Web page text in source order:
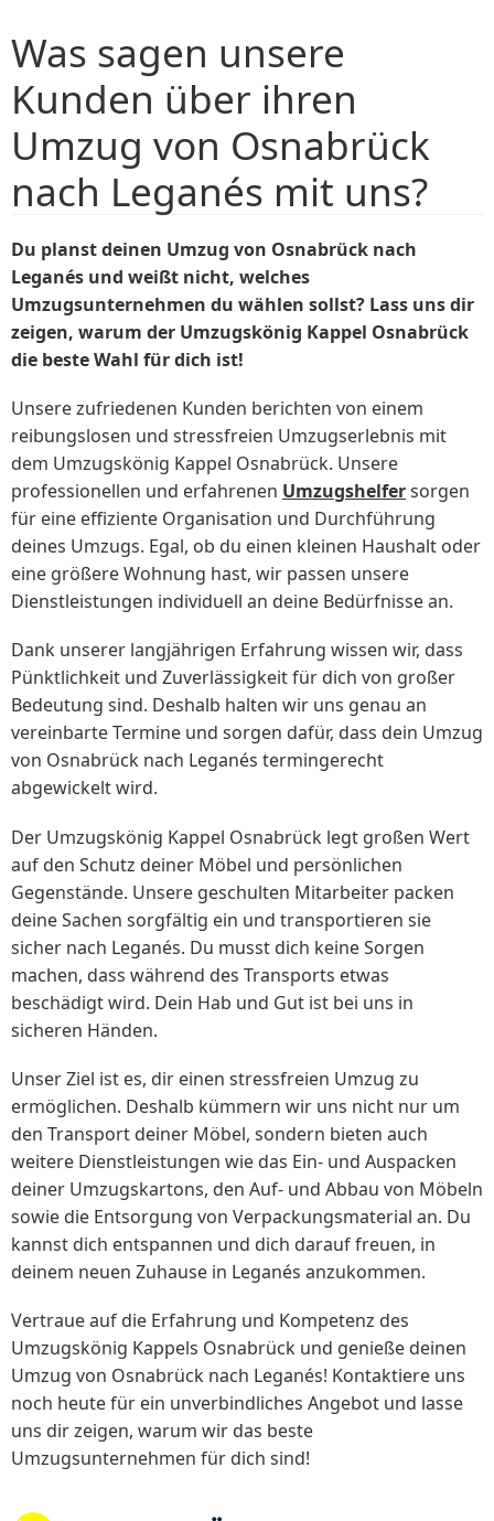
Was sagen unsere
Kunden über ihren
Umzug von Osnabrück
nach Leganés mit uns?
Du planst deinen Umzug von Osnabrück nach
Leganés und weißt nicht, welches
Umzugsunternehmen du wählen sollst? Lass uns dir
zeigen, warum der Umzugskönig Kappel Osnabrück
die beste Wahl für dich ist!
Unsere zufriedenen Kunden berichten von einem
reibungslosen und stressfreien Umzugserlebnis mit
dem Umzugskönig Kappel Osnabrück. Unsere
professionellen und erfahrenen Umzugshelfersorgen
für eine effiziente Organisation und Durchführung
deines Umzugs. Egal, ob du einen kleinen Haushalt oder
eine größere Wohnung hast, wir passen unsere
Dienstleistungen individuell an deine Bedürfnisse an.
Dank unserer langjährigen Erfahrung wissen wir, dass
Pünktlichkeit und Zuverlässigkeit für dich von großer
Bedeutung sind. Deshalb halten wir uns genau an
vereinbarte Termine und sorgen dafür, dass dein Umzug
von Osnabrück nach Leganés termingerecht
abgewickelt wird.
Der Umzugskönig Kappel Osnabrück legt großen Wert
auf den Schutz deiner Möbel und persönlichen
Gegenstände. Unsere geschulten Mitarbeiter packen
deine Sachen sorgfältig ein und transportieren sie
sicher nach Leganés. Du musst dich keine Sorgen
machen, dass während des Transports etwas
beschädigt wird. Dein Hab und Gut ist bei uns in
sicheren Händen.
Unser Ziel ist es, dir einen stressfreien Umzug zu
ermöglichen. Deshalb kümmern wir uns nicht nur um
den Transport deiner Möbel, sondern bieten auch
weitere Dienstleistungen wie das Ein- und Auspacken
deiner Umzugskartons, den Auf- und Abbau von Möbeln
sowie die Entsorgung von Verpackungsmaterial an. Du
kannst dich entspannen und dich darauf freuen, in
deinem neuen Zuhause in Leganés anzukommen.
Vertraue auf die Erfahrung und Kompetenz des
Umzugskönig Kappels Osnabrück und genieße deinen
Umzug von Osnabrück nach Leganés! Kontaktiere uns
noch heute für ein unverbindliches Angebot und lasse
uns dir zeigen, warum wir das beste
Umzugsunternehmen für dich sind!